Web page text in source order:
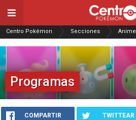
Centro Pokémon Secciones Anime
Programas
COMPARTIR TWITTEAR